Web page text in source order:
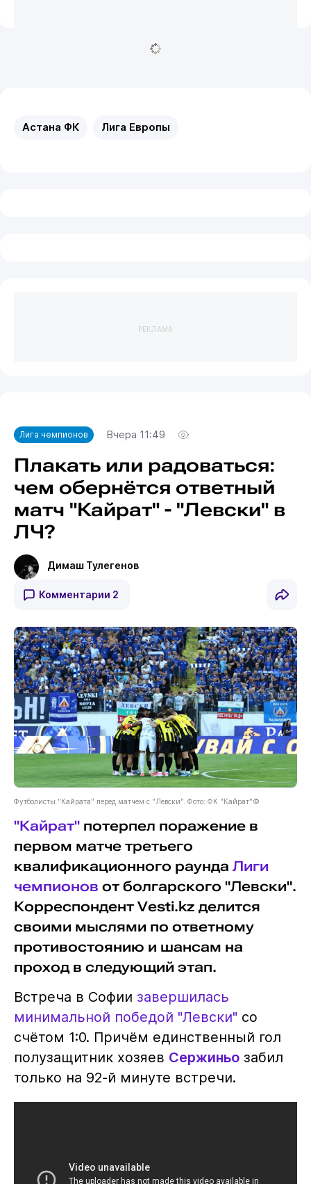
Астана ФК Лига Европы
РЕКЛАМА
Лига чемпионов Вчера 11:49
Плакать или радоваться:
чем обернётся ответный
матч "Кайрат" - "Левски" в
ЛЧ?
Димаш Тулегенов
Комментарии 2
Футболисты "Кайрата" перед матчем с "Левски". Фото: ФК "Кайрат"©
"Кайрат"потерпел поражение в
первом матче третьего
квалификационного раунда Лиги
чемпионов от болгарского "Левски".
Корреспондент Vesti.kz делится
своими мыслями по ответному
противостоянию и шансам на
проход в следующий этап.
Встреча в Софии завершилась
минимальной победой "Левски" со
счётом 1:0. Причём единственный гол
полузащитник хозяев Сержиньозабил
только на 92-й минуте встречи.